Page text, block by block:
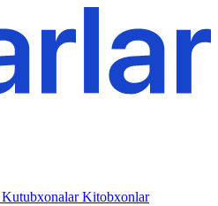
KutubxonalarKitobxonlar